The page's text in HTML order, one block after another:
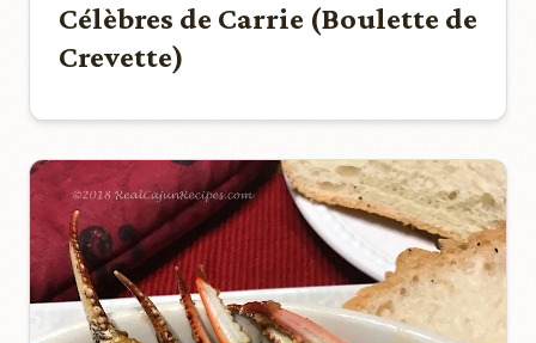
Célèbres de Carrie (Boulette de
Crevette)